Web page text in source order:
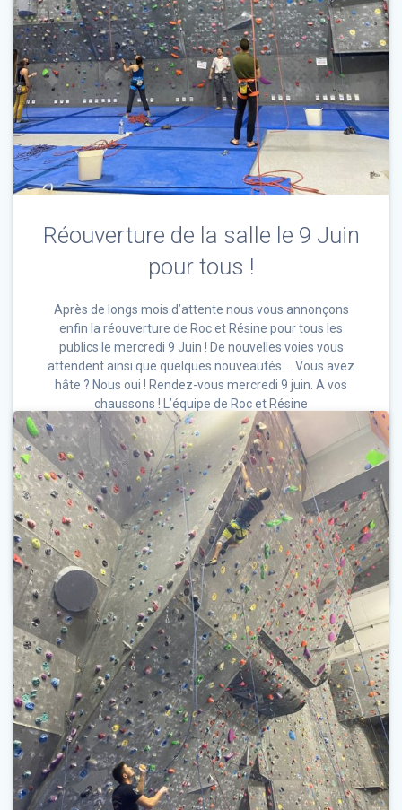
Réouverture de la salle le 9 Juin
pour tous !
Après de longs mois d’attente nous vous annonçons
enfin la réouverture de Roc et Résine pour tous les
publics le mercredi 9 Juin ! De nouvelles voies vous
attendent ainsi que quelques nouveautés … Vous avez
hâte ? Nous oui ! Rendez-vous mercredi 9 juin. A vos
chaussons ! L’équipe de Roc et Résine
0 7 juin 2021
News
Lire la suite